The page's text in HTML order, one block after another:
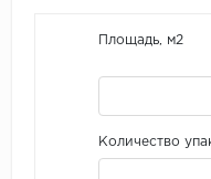
Площадь, м2
Количество